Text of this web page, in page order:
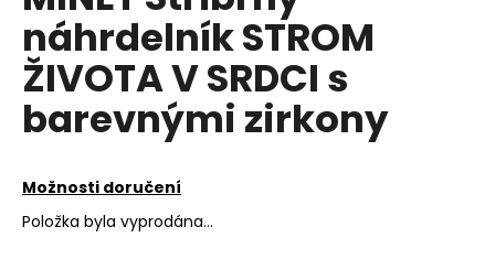
5
hvězdiček.
náhrdelník STROM
ŽIVOTA V SRDCI s
barevnými zirkony
Možnosti doručení
Položka byla vyprodána…
a
j
í
t
?